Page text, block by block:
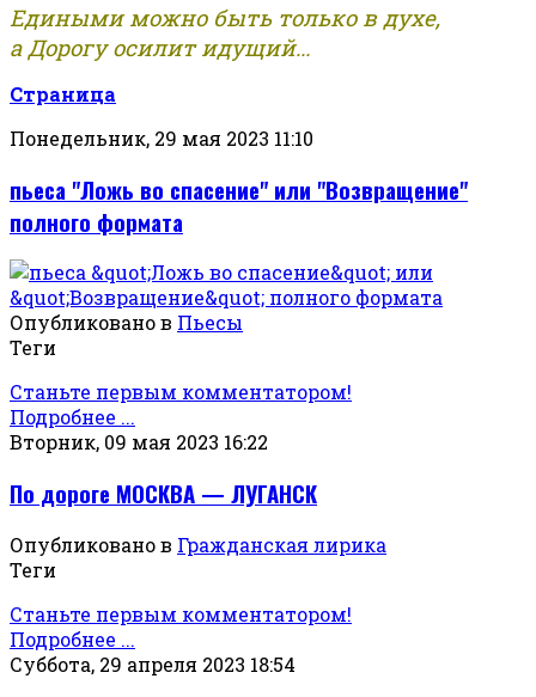
Едиными можно быть только в духе,
а Дорогу осилит идущий...
Страница
Понедельник, 29 мая 2023 11:10
пьеса "Ложь во спасение" или "Возвращение"
полного формата
Опубликовано в Пьесы
Теги
Станьте первым комментатором!
Подробнее ...
Вторник, 09 мая 2023 16:22
По дороге МОСКВА — ЛУГАНСК
Опубликовано в Гражданская лирика
Теги
Станьте первым комментатором!
Подробнее ...
Суббота, 29 апреля 2023 18:54